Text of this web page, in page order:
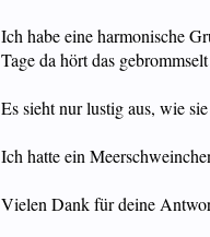
Ich habe eine harmonische
Tage da hört das
Es sieht nur lustig aus, wie
Ich hatte ein
Vielen Dank für deine